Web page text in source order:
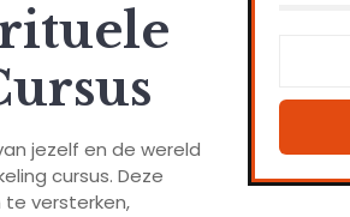
jezelf en de wereld
cursus. Deze
versterken,